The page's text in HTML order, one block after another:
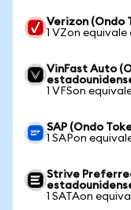
Verizon (Ondo
1 VZon equivale
VinFast Auto
1 VFSon
SAP (Ondo
1 SAPon
Strive
1 SATAon